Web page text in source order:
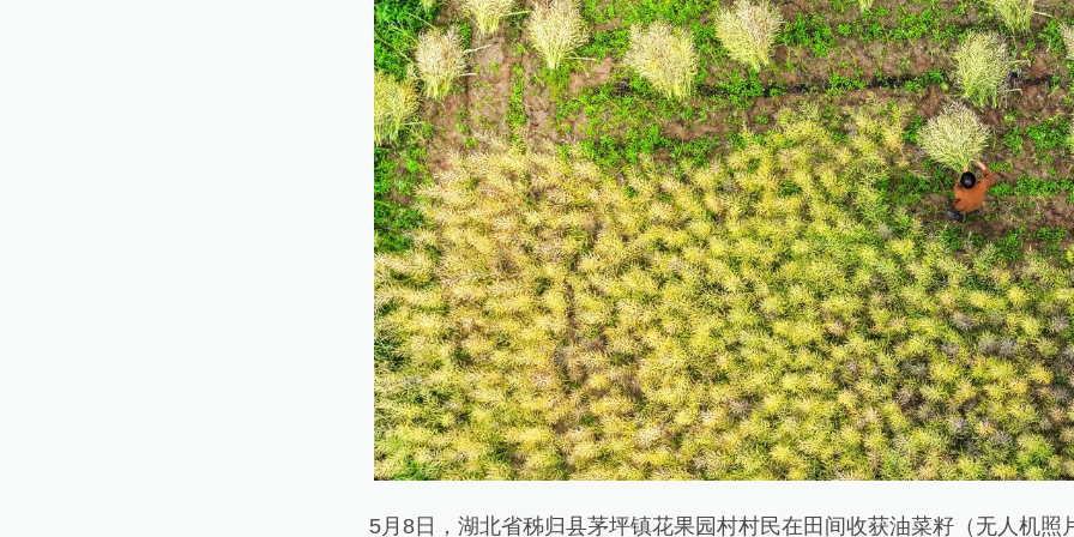
5月8日，湖北省秭归县茅坪镇花果园村村民在田间收获油菜籽（无人机照